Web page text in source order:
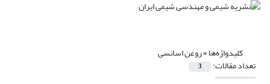
کلیدواژه‌ها =روغن اسانسی
تعداد مقالات: 3